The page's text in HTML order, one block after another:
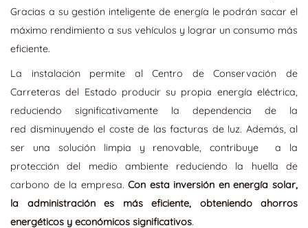
Gracias a su gestión inteligente de energía le podrán sacar el
máximo rendimiento a sus vehículos y lograr un consumo más
eficiente.
La instalación permite al Centro de Conservación de
Carreteras del Estado producir su propia energía eléctrica,
reduciendo significativamente la dependencia de la
red disminuyendo el coste de las facturas de luz. Además, al
ser una solución limpia y renovable, contribuye a la
protección del medio ambiente reduciendo la huella de
carbono de la empresa.Con esta inversión en energía solar,
la administración es más eficiente, obteniendo ahorros
energéticos y económicos significativos.